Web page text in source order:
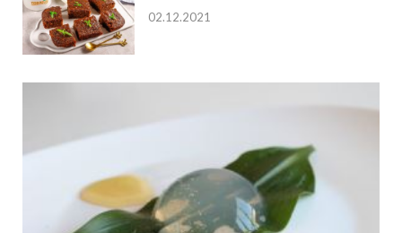
02.12.2021